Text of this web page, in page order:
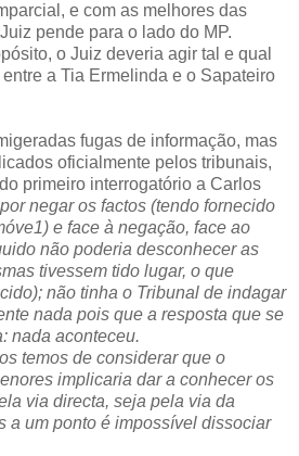
e com as melhores das
pende para o lado do MP.
o Juiz deveria agir tal e qual
a Tia Ermelinda e o Sapateiro
fugas de informação, mas
oficialmente pelos tribunais,
primeiro interrogatório a Carlos
negar os factos (tendo fornecido
e face à negação, face ao
não poderia desconhecer as
tivessem tido lugar, o que
não tinha o Tribunal de indagar
nada pois que a resposta que se
nada aconteceu.
temos de considerar que o
implicaria dar a conhecer os
via directa, seja pela via da
a um ponto é impossível dissociar